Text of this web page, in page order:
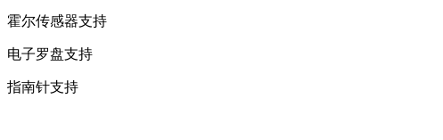
霍尔传感器支持
电子罗盘支持
指南针支持